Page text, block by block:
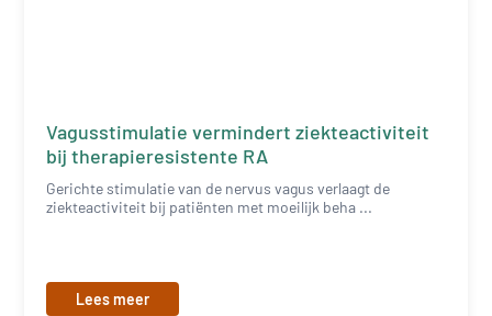
Vagusstimulatie vermindert ziekteactiviteit
bij therapieresistente RA
Gerichte stimulatie van de nervus vagus verlaagt de
ziekteactiviteit bij patiënten met moeilijk beha ...
Lees meer